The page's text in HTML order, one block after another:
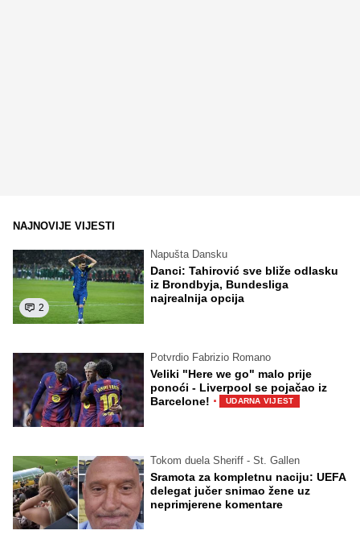
NAJNOVIJE VIJESTI
2
Napušta Dansku
Danci: Tahirović sve bliže odlasku
iz Brondbyja, Bundesliga
najrealnija opcija
Potvrdio Fabrizio Romano
Veliki "Here we go" malo prije
ponoći - Liverpool se pojačao iz
Barcelone! · UDARNA VIJEST
Tokom duela Sheriff - St. Gallen
Sramota za kompletnu naciju: UEFA
delegat jučer snimao žene uz
neprimjerene komentare